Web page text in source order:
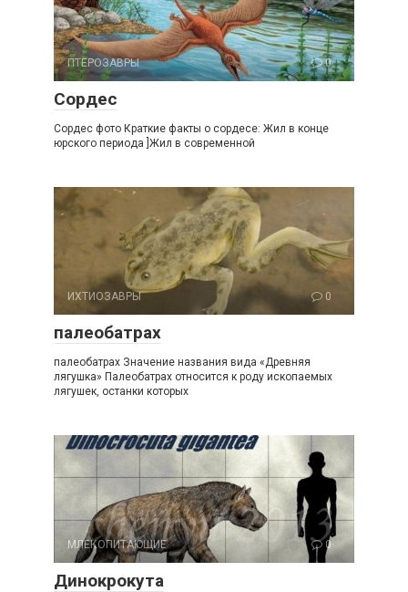
ПТЕРОЗАВРЫ 0
Сордес
Сордес фото Краткие факты о сордесе: Жил в конце
юрского периода ]Жил в современной
ИХТИОЗАВРЫ 0
палеобатрах
палеобатрах Значение названия вида «Древняя
лягушка» Палеобатрах относится к роду ископаемых
лягушек, останки которых
МЛЕКОПИТАЮЩИЕ 0
Динокрокута